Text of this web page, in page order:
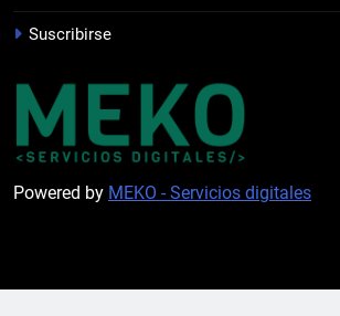
PROFESIONAL
INFANTILES VS
COMUNICACIONES
Suscribirse
Powered by MEKO - Servicios digitales